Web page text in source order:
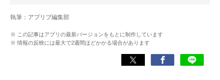
「誰でも本格的にアプリを使いこなせるようになるコンテ
執筆：アプリブ編集部
※ この記事はアプリの最新バージョンをもとに制作しています
※ 情報の反映には最大で2週間ほどかかる場合があります